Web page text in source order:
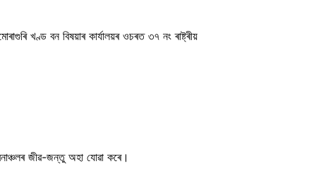
খণ্ড বন বিষয়াৰ কাৰ্যালয়ৰ ওচৰত ৩৭ নং ৰাষ্ট্ৰীয়
জীৱ-জন্তু অহা যোৱা কৰে।